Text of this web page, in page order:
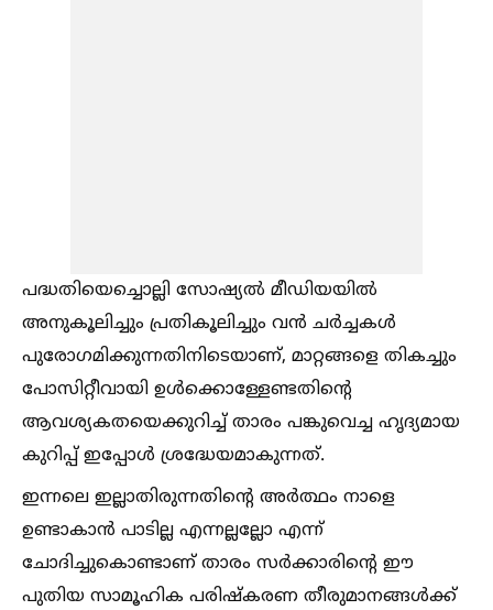
പദ്ധതിയെച്ചൊല്ലി സോഷ്യല്‍ മീഡിയയില്‍
അനുകൂലിച്ചും പ്രതികൂലിച്ചും വൻ ചർച്ചകള്‍
പുരോഗമിക്കുന്നതിനിടെയാണ്, മാറ്റങ്ങളെ തികച്ചും
പോസിറ്റീവായി ഉള്‍ക്കൊള്ളേണ്ടതിന്റെ
ആവശ്യകതയെക്കുറിച്ച്‌ താരം പങ്കുവെച്ച ഹൃദ്യമായ
കുറിപ്പ് ഇപ്പോള്‍ ശ്രദ്ധേയമാകുന്നത്.
ഇന്നലെ ഇല്ലാതിരുന്നതിന്റെ അർത്ഥം നാളെ
ഉണ്ടാകാൻ പാടില്ല എന്നല്ലല്ലോ എന്ന്
ചോദിച്ചുകൊണ്ടാണ് താരം സർക്കാരിന്റെ ഈ
പുതിയ സാമൂഹിക പരിഷ്കരണ തീരുമാനങ്ങള്‍ക്ക്